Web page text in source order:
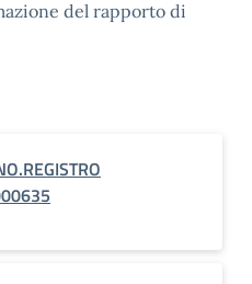
del rapporto di